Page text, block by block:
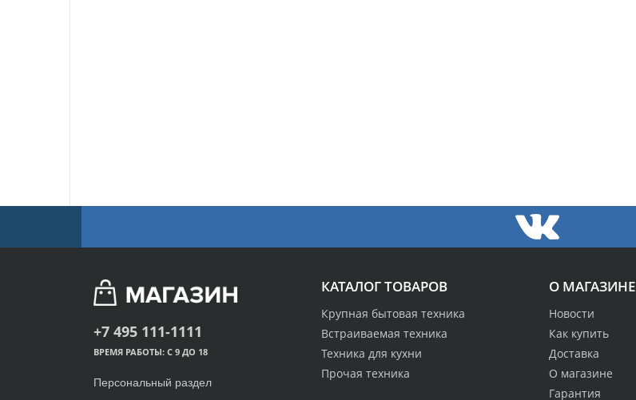
О МАГАЗИНЕ
Новости
Как купить
Доставка
О магазине
Гарантия
КАТАЛОГ ТОВАРОВ
Крупная бытовая техника
Встраиваемая техника
Техника для кухни
Прочая техника
+7 495 111-1111
ВРЕМЯ РАБОТЫ: С 9 ДО 18
Персональный раздел